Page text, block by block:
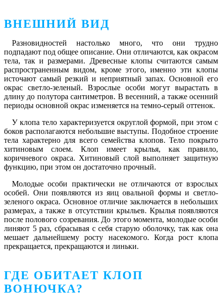
ВНЕШНИЙ ВИД
Разновидностей настолько много, что они трудно
подпадают под общее описание. Они отличаются, как окрасом
тела, так и размерами. Древесные клопы считаются самым
распространенным видом, кроме этого, именно эти клопы
источают самый резкий и неприятный запах. Основной его
окрас светло-зеленый. Взрослые особи могут вырастать в
длину до полутора сантиметров. В весенний, а также осенний
периоды основной окрас изменяется на темно-серый оттенок.
У клопа тело характеризуется округлой формой, при этом с
боков располагаются небольшие выступы. Подобное строение
тела характерно для всего семейства клопов. Тело покрыто
хитиновым слоем. Клоп имеет крылья, как правило,
коричневого окраса. Хитиновый слой выполняет защитную
функцию, при этом он достаточно прочный.
Молодые особи практически не отличаются от взрослых
особей. Они появляются из яиц овальной формы и светло-
зеленого окраса. Основное отличие заключается в небольших
размерах, а также в отсутствии крыльев. Крылья появляются
после полового созревания. До этого момента, молодые особи
линяют 5 раз, сбрасывая с себя старую оболочку, так как она
мешает дальнейшему росту насекомого. Когда рост клопа
прекращается, прекращаются и линьки.
ГДЕ ОБИТАЕТ КЛОП
ВОНЮЧКА?